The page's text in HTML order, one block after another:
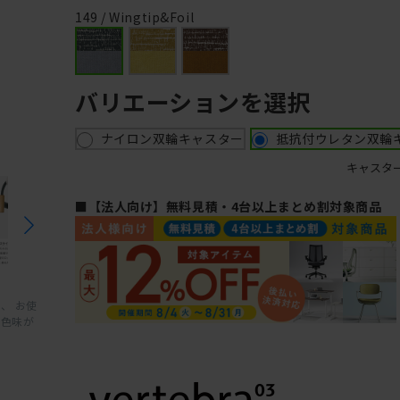
お使
味が
149 / Wingtip&Foil
バリエーションを選択
ナイロン双輪キャスター 抵抗付ウレタン双輪
キャスタ
■【法人向け】無料見積・4台以上まとめ割対象商品